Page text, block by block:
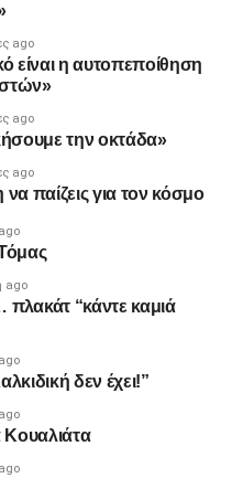
του ΠΑΟΚ τη φετινή
γκολ του κόντρα σε
με κάποια δύσκολη
δεύτερη σκέψη το
για μαρκάρισμα του
το τσεπάκι του επτά
ago
είναι η αυτοπεποίθηση
ago
την οκτάδα»
ago
παίζεις για τον κόσμο
ago
“κάντε καμιά
δεν έχει!”
Κουαλιάτα